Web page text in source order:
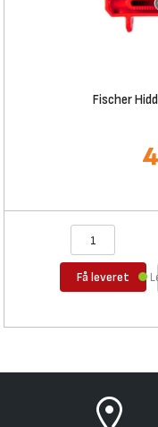
Fischer
Få leveret